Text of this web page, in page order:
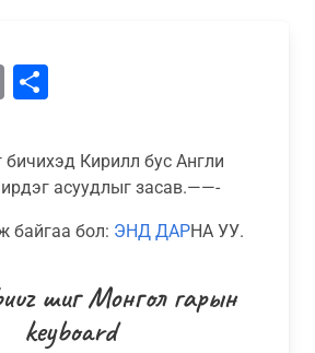
Email
Кирилл бус Англи
асуудлыг засав.——-
байгаа бол: ЭНД ДАРНА УУ.
шиг Mонгол гарын
keyboard